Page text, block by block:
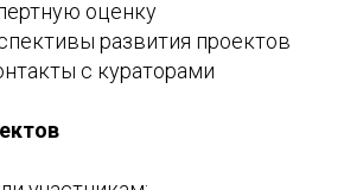
оценку
развития проектов
с кураторами